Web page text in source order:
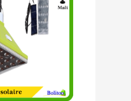
CFA. 5.000 CFA.